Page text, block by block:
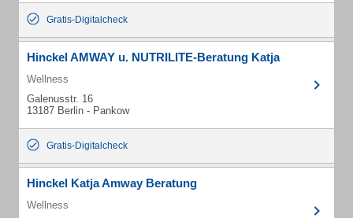
Gratis-Digitalcheck
Hinckel AMWAY u. NUTRILITE-Beratung Katja
Wellness
Galenusstr. 16
13187 Berlin - Pankow
Gratis-Digitalcheck
Hinckel Katja Amway Beratung
Wellness